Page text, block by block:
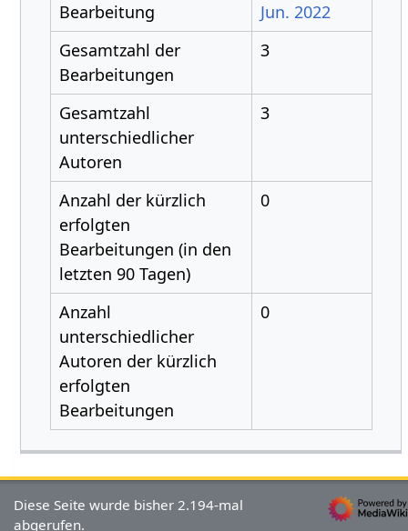
Bearbeitung
Jun. 2022
Gesamtzahl der
Bearbeitungen
3
Gesamtzahl
unterschiedlicher
Autoren
3
Anzahl der kürzlich
erfolgten
Bearbeitungen (in den
letzten 90 Tagen)
0
Anzahl
unterschiedlicher
Autoren der kürzlich
erfolgten
Bearbeitungen
0
Diese Seite wurde bisher 2.194-mal
abgerufen.